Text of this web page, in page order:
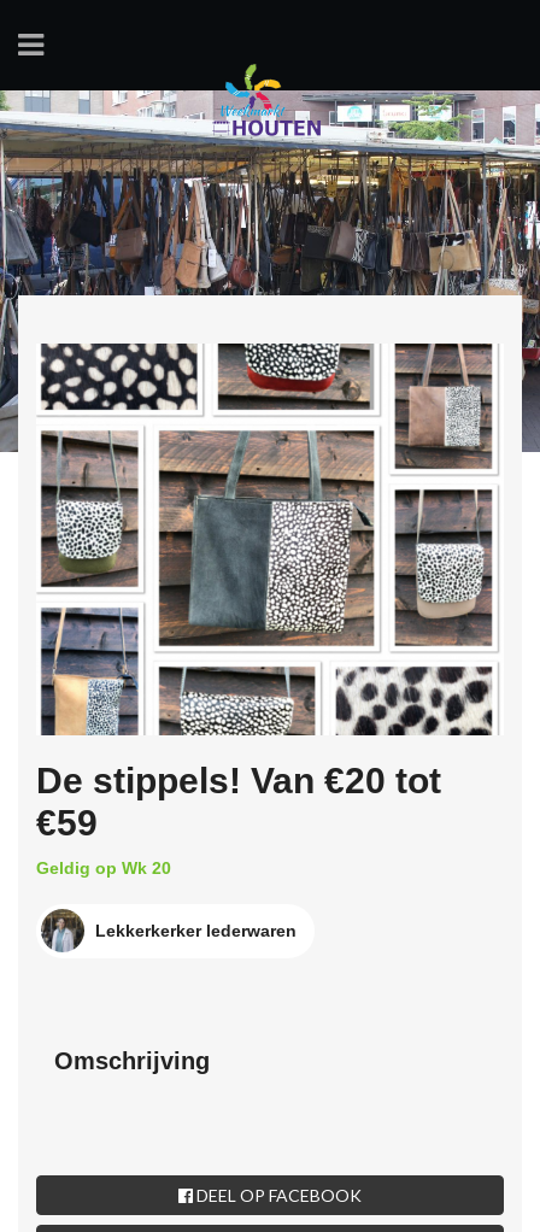
De stippels! Van €20 tot
€59
Geldig op Wk 20
Lekkerkerker lederwaren
Omschrijving
DEEL OP FACEBOOK